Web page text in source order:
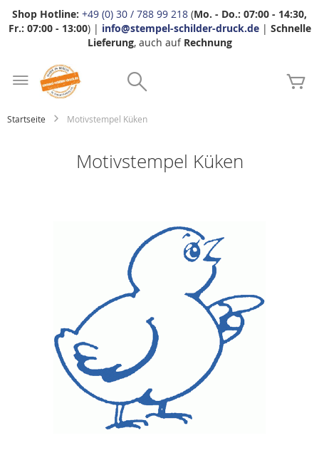
Shop Hotline: +49 (0) 30 / 788 99 218 (Mo. - Do.: 07:00 - 14:30,
Fr.: 07:00 - 13:00) | info@stempel-schilder-druck.de| Schnelle
Lieferung, auch auf Rechnung
Startseite Motivstempel Küken
Motivstempel Küken